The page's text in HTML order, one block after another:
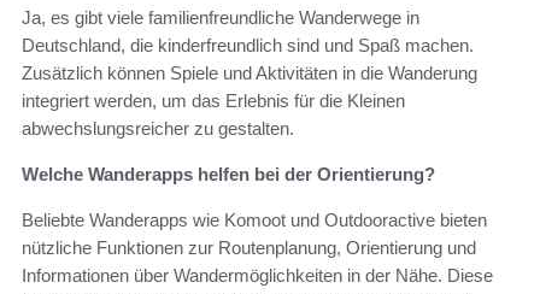
Ja, es gibt viele familienfreundliche Wanderwege in
Deutschland, die kinderfreundlich sind und Spaß machen.
Zusätzlich können Spiele und Aktivitäten in die Wanderung
integriert werden, um das Erlebnis für die Kleinen
abwechslungsreicher zu gestalten.
Welche Wanderapps helfen bei der Orientierung?
Beliebte Wanderapps wie Komoot und Outdooractive bieten
nützliche Funktionen zur Routenplanung, Orientierung und
Informationen über Wandermöglichkeiten in der Nähe. Diese